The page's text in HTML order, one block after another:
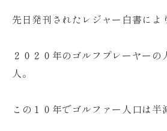
先日発刊されたレジャー白書によ
２０２０年のゴルフプレーヤーの
人。
この１０年でゴルファー人口は半